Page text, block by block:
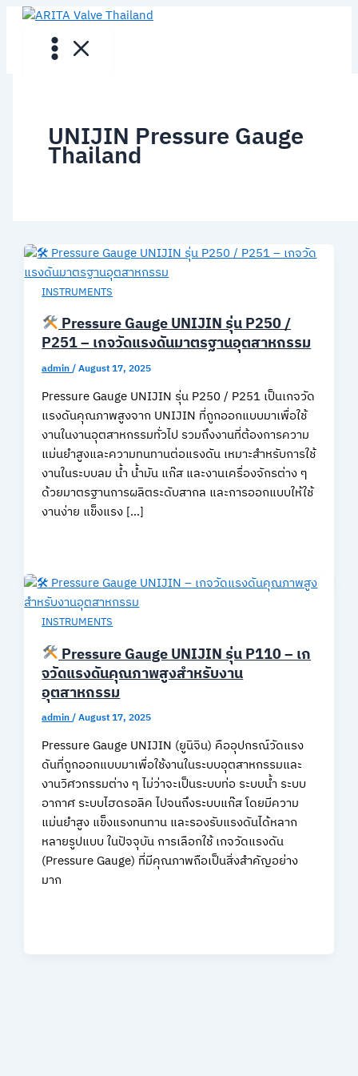
Skip
UNIJIN Pressure Gauge
Thailand
INSTRUMENTS
Pressure Gauge UNIJIN รุ่น P250 /
P251 – เกจวัดแรงดันมาตรฐานอุตสาหกรรม
admin/August 17, 2025
Pressure Gauge UNIJIN รุ่น P250 / P251 เป็นเกจวัด
แรงดันคุณภาพสูงจาก UNIJIN ที่ถูกออกแบบมาเพื่อใช้
งานในงานอุตสาหกรรมทั่วไป รวมถึงงานที่ต้องการความ
แม่นยำสูงและความทนทานต่อแรงดัน เหมาะสำหรับการใช้
งานในระบบลม น้ำ น้ำมัน แก๊ส และงานเครื่องจักรต่าง ๆ
ด้วยมาตรฐานการผลิตระดับสากล และการออกแบบให้ใช้
งานง่าย แข็งแรง […]
INSTRUMENTS
Pressure Gauge UNIJIN รุ่น P110 – เก
จวัดแรงดันคุณภาพสูงสำหรับงาน
อุตสาหกรรม
admin/August 17, 2025
Pressure Gauge UNIJIN (ยูนิจิน) คืออุปกรณ์วัดแรง
ดันที่ถูกออกแบบมาเพื่อใช้งานในระบบอุตสาหกรรมและ
งานวิศวกรรมต่าง ๆ ไม่ว่าจะเป็นระบบท่อ ระบบน้ำ ระบบ
อากาศ ระบบไฮดรอลิค ไปจนถึงระบบแก๊ส โดยมีความ
แม่นยำสูง แข็งแรงทนทาน และรองรับแรงดันได้หลาก
หลายรูปแบบ ในปัจจุบัน การเลือกใช้ เกจวัดแรงดัน
(Pressure Gauge) ที่มีคุณภาพถือเป็นสิ่งสำคัญอย่าง
มาก